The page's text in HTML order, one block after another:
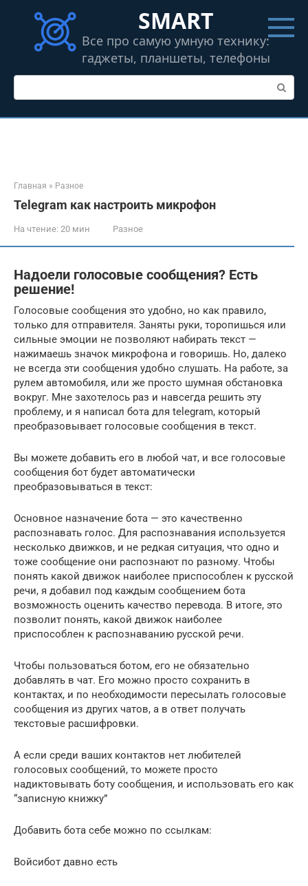
контенту
SMART
Все про самую умную технику:
гаджеты, планшеты, телефоны
Поиск:
Главная » Разное
Telegram как настроить микрофон
На чтение: 20 мин Разное
Надоели голосовые сообщения? Есть
решение!
Голосовые сообщения это удобно, но как правило,
только для отправителя. Заняты руки, торопишься или
сильные эмоции не позволяют набирать текст —
нажимаешь значок микрофона и говоришь. Но, далеко
не всегда эти сообщения удобно слушать. На работе, за
рулем автомобиля, или же просто шумная обстановка
вокруг. Мне захотелось раз и навсегда решить эту
проблему, и я написал бота для telegram, который
преобразовывает голосовые сообщения в текст.
Вы можете добавить его в любой чат, и все голосовые
сообщения бот будет автоматически
преобразовываться в текст:
Основное назначение бота — это качественно
распознавать голос. Для распознавания используется
несколько движков, и не редкая ситуация, что одно и
тоже сообщение они распознают по разному. Чтобы
понять какой движок наиболее приспособлен к русской
речи, я добавил под каждым сообщением бота
возможность оценить качество перевода. В итоге, это
позволит понять, какой движок наиболее
приспособлен к распознаванию русской речи.
Чтобы пользоваться ботом, его не обязательно
добавлять в чат. Его можно просто сохранить в
контактах, и по необходимости пересылать голосовые
сообщения из других чатов, а в ответ получать
текстовые расшифровки.
А если среди ваших контактов нет любителей
голосовых сообщений, то можете просто
надиктовывать боту сообщения, и использовать его как
“записную книжку”
Добавить бота себе можно по ссылкам:
Войсибот давно есть